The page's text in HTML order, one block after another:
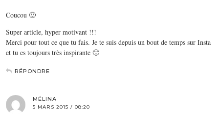
Coucou 🙂
Super article, hyper motivant !!!
Merci pour tout ce que tu fais. Je te suis depuis un bout de temps sur Insta
et tu es toujours très inspirante 🙂
RÉPONDRE
MÉLINA
5 MARS 2015 / 08:20